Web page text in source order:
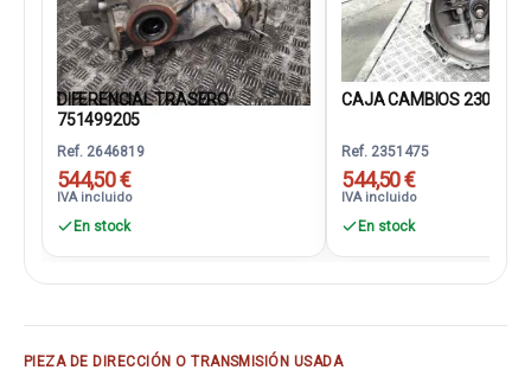
DIFERENCIAL TRASERO
751499205
Ref. 2646819
544,50 €
IVA incluido
En stock
CAJA CAMBIOS
Ref. 2351475
544,50 €
IVA incluido
En stock
PIEZA DE DIRECCIÓN O TRANSMISIÓN USADA